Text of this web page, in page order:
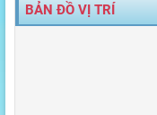
BẢN ĐỒ VỊ TRÍ